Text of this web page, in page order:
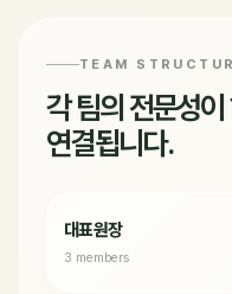
TEAM
각 팀의 전문성
연결됩니다.
대표원장
3 members